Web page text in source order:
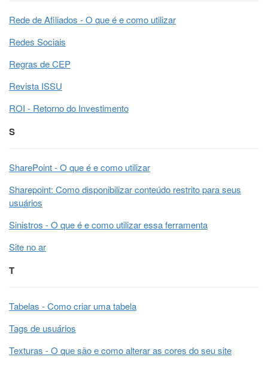
Rede de Afiliados - O que é e como utilizar
Redes Sociais
Regras de CEP
Revista ISSU
ROI - Retorno do Investimento
S
SharePoint - O que é e como utilizar
Sharepoint: Como disponibilizar conteúdo restrito para seus
usuários
Sinistros - O que é e como utilizar essa ferramenta
Site no ar
T
Tabelas - Como criar uma tabela
Tags de usuários
Texturas - O que são e como alterar as cores do seu site